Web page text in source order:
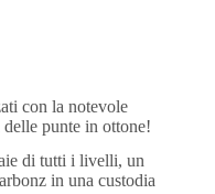
con la notevole
punte in ottone!
di tutti i livelli, un
in una custodia